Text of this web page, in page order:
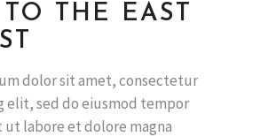
THE EAST
dolor sit amet, consectetur
elit, sed do eiusmod tempor
labore et dolore magna